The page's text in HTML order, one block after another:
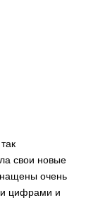
свои новые
очень
цифрами и